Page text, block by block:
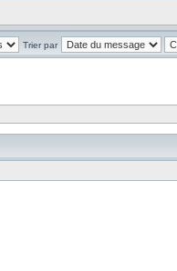
Trier par